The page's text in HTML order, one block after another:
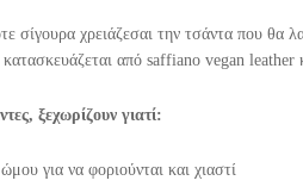
σίγουρα χρειάζεσαι την τσάντα που θα
από saffiano vegan leather
ξεχωρίζουν γιατί:
για να φοριούνται και χιαστί